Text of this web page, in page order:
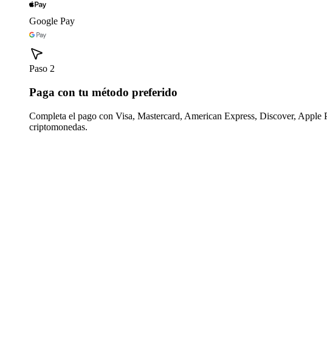
Google Pay
Paso 2
Paga con tu método preferido
Completa el pago con Visa, Mastercard, American Express, Discover,
criptomonedas.